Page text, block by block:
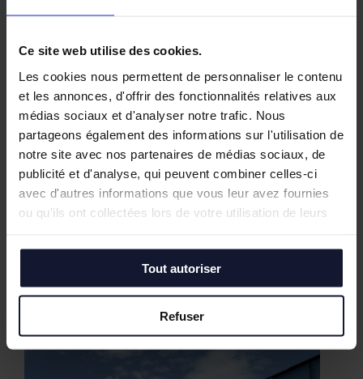
Ce site web utilise des cookies.
Les cookies nous permettent de personnaliser le contenu
et les annonces, d'offrir des fonctionnalités relatives aux
médias sociaux et d'analyser notre trafic. Nous
partageons également des informations sur l'utilisation de
notre site avec nos partenaires de médias sociaux, de
publicité et d'analyse, qui peuvent combiner celles-ci
avec d'autres informations que vous leur avez fournies
ou qu'ils ont collectées lors de votre utilisation de leurs
Tout autoriser
Refuser
Nos biens similaires